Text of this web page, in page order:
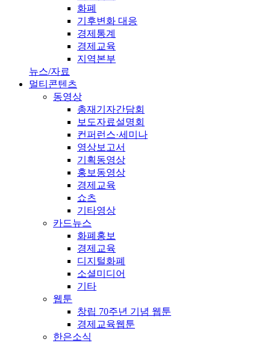
화폐
기후변화 대응
경제통계
경제교육
지역본부
뉴스/자료
멀티콘텐츠
동영상
총재기자간담회
보도자료설명회
컨퍼런스·세미나
영상보고서
기획동영상
홍보동영상
경제교육
쇼츠
기타영상
카드뉴스
화폐홍보
경제교육
디지털화폐
소셜미디어
기타
웹툰
창립 70주년 기념 웹툰
경제교육웹툰
한은소식